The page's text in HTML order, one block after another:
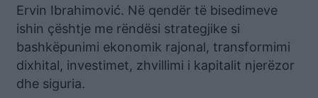
Ervin Ibrahimović. Në qendër të bisedimeve
ishin çështje me rëndësi strategjike si
bashkëpunimi ekonomik rajonal, transformimi
dixhital, investimet, zhvillimi i kapitalit njerëzor
dhe siguria.